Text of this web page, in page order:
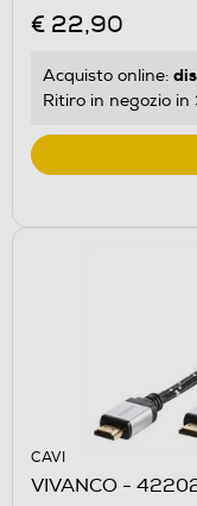
€ 22,90
Acquisto online:
Ritiro in negozio
CAVI
VIVANCO -